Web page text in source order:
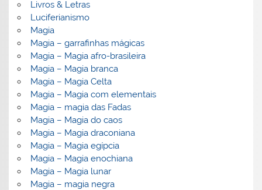
Livros & Letras
Luciferianismo
Magia
Magia – garrafinhas mágicas
Magia – Magia afro-brasileira
Magia – Magia branca
Magia – Magia Celta
Magia – Magia com elementais
Magia – magia das Fadas
Magia – Magia do caos
Magia – Magia draconiana
Magia – Magia egípcia
Magia – Magia enochiana
Magia – Magia lunar
Magia – magia negra